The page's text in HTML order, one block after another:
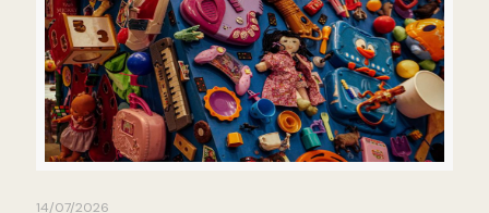
14/07/2026